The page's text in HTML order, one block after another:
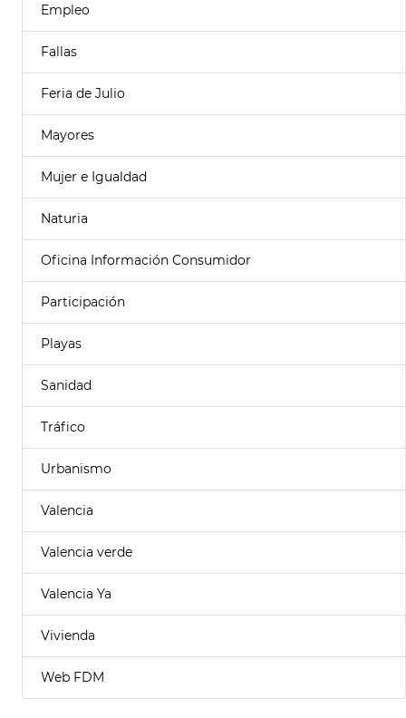
Empleo
Fallas
Feria de Julio
Mayores
Mujer e Igualdad
Naturia
Oficina Información Consumidor
Participación
Playas
Sanidad
Tráfico
Urbanismo
Valencia
Valencia verde
Valencia Ya
Vivienda
Web FDM